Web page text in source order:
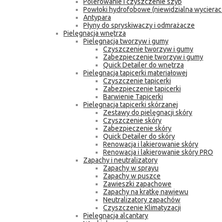
Powłoki hydrofobowe (niewidzialna
Antypara
Płyny do spryskiwaczy i odmrażacze
Pielęgnacja wnętrza
Pielęgnacja tworzyw i gumy
Czyszczenie tworzyw i gumy
Zabezpieczenie tworzyw i gumy
Quick Detailer do wnętrza
Pielęgnacja tapicerki materiałowej
Czyszczenie tapicerki
Zabezpieczenie tapicerki
Barwienie Tapicerki
Pielęgnacja tapicerki skórzanej
Zestawy do pielęgnacji skóry
Czyszczenie skóry
Zabezpieczenie skóry
Quick Detailer do skóry
Renowacja i lakierowanie skóry
Renowacja i lakierowanie skóry PRO
Zapachy i neutralizatory
Zapachy w sprayu
Zapachy w puszce
Zawieszki zapachowe
Zapachy na kratkę nawiewu
Neutralizatory zapachów
Czyszczenie Klimatyzacji
Pielęgnacja alcantary